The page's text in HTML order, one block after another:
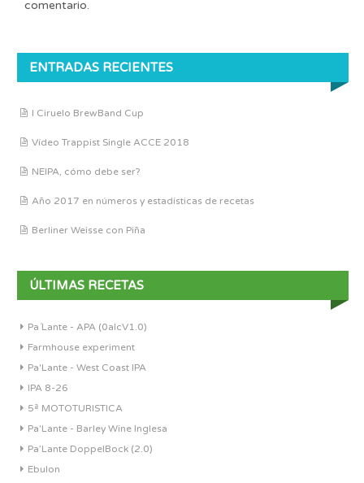
comentario.
ENTRADAS RECIENTES
I Ciruelo BrewBand Cup
Vídeo Trappist Single ACCE 2018
NEIPA, cómo debe ser?
Año 2017 en números y estadísticas de recetas
Berliner Weisse con Piña
ÚLTIMAS RECETAS
Pa´Lante - APA (0alcV1.0)
Farmhouse experiment
Pa'Lante - West Coast IPA
IPA 8-26
5ª MOTOTURISTICA
Pa'Lante - Barley Wine Inglesa
Pa’Lante DoppelBock (2.0)
Ebulon